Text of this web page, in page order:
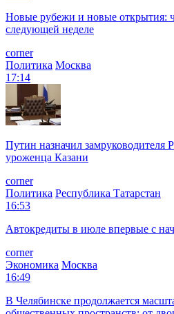
Новые рубежи и новые открытия:
следующей неделе
corner
Политика Москва
17:14
Путин назначил замруководителя
уроженца Казани
corner
Политика Республика Татарстан
16:53
Автокредиты в июле впервые с
corner
Экономика Москва
16:49
В Челябинске продолжается